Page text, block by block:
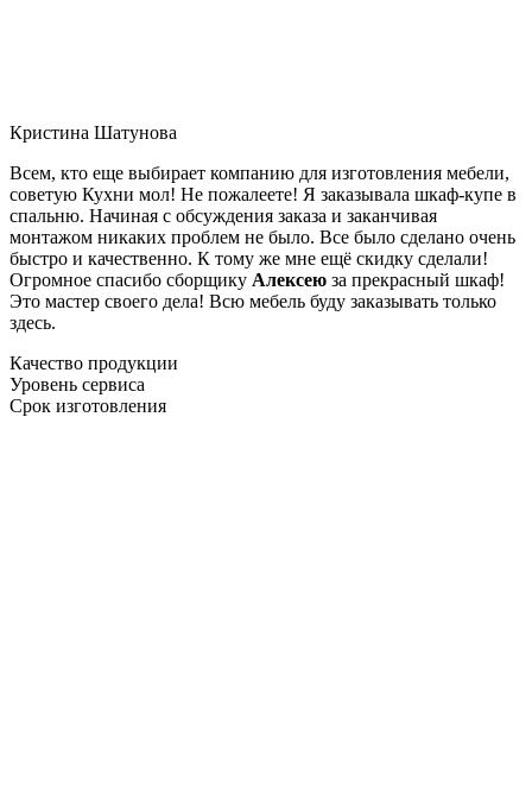
Кристина Шатунова
Всем, кто еще выбирает компанию для изготовления мебели,
советую Кухни мол! Не пожалеете! Я заказывала шкаф-купе в
спальню. Начиная с обсуждения заказа и заканчивая
монтажом никаких проблем не было. Все было сделано очень
быстро и качественно. К тому же мне ещё скидку сделали!
Огромное спасибо сборщику Алексею за прекрасный шкаф!
Это мастер своего дела! Всю мебель буду заказывать только
здесь.
Качество продукции
Уровень сервиса
Срок изготовления